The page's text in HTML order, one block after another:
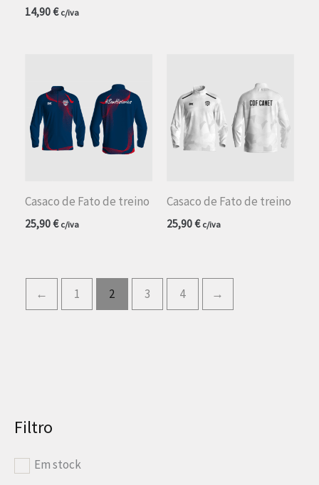
Filtro
Em stock
14,90€ c/iva
Casaco de Fato de treino
25,90€ c/iva
Casaco de Fato de treino
25,90€ c/iva
← 1 2 3 4 →